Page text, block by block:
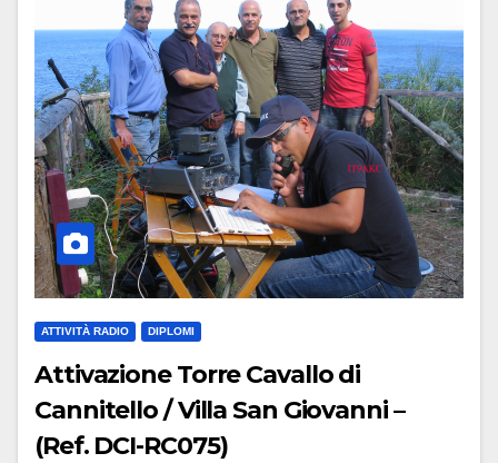
ATTIVITÀ RADIO DIPLOMI
Attivazione Torre Cavallo di
Cannitello / Villa San Giovanni –
(Ref. DCI-RC075)